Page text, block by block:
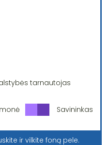
tarnautojas
Savininkas
ir vilkite foną pele.